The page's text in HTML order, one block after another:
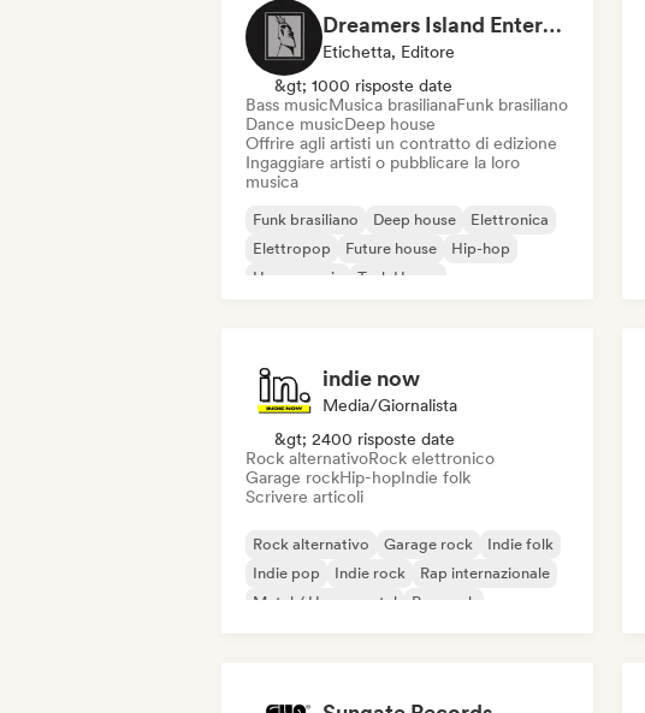
Dreamers Island Entertainment
Etichetta, Editore
&gt; 1000 risposte date
Bass musicMusica brasilianaFunk brasiliano
Dance musicDeep house
Offrire agli artisti un contratto di edizione
Ingaggiare artisti o pubblicare la loro
musica
Funk brasiliano Deep house
Elettronica
Elettropop
Future house
Hip-hop
House music
Tech House
indie now
Media/Giornalista
&gt; 2400 risposte date
Rock alternativoRock elettronico
Garage rockHip-hopIndie folk
Scrivere articoli
Rock alternativo Garage rock
Indie folk
Indie pop
Indie rock
Rap internazionale
Metal / Heavy metal
Pop rock